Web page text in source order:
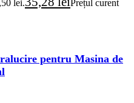
lei.
Prețul curent
pentru Masina de